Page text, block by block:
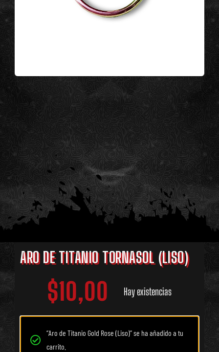
ARO DE TITANIO TORNASOL (LISO)
$10,00 Hay existencias
“Aro de Titanio Gold Rose (Liso)” se ha añadido a tu
carrito.